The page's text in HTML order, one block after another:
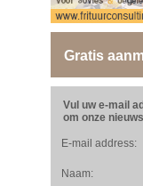
Gratis
Vul uw e-mail
om onze
E-mail address:
Naam: